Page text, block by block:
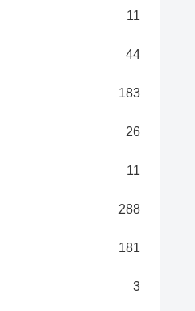
11
44
183
26
11
288
181
3